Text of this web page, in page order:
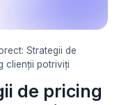
Strategii de
clienții potriviți
de pricing